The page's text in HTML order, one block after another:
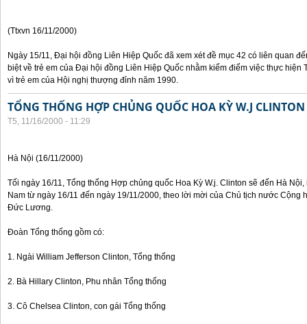
(Ttxvn 16/11/2000)
Ngày 15/11, Đại hội đồng Liên Hiệp Quốc đã xem xét đề mục 42 có liên quan
biệt về trẻ em của Đại hội đồng Liên Hiệp Quốc nhằm kiểm điểm việc thực
vì trẻ em của Hội nghị thượng đỉnh năm 1990.
TỔNG THỐNG HỢP CHỦNG QUỐC HOA KỲ W.J
T5, 11/16/2000 - 11:29
Hà Nội (16/11/2000)
Tối ngày 16/11, Tổng thống Hợp chủng quốc Hoa Kỳ W.j. Clinton sẽ đến Hà
Nam từ ngày 16/11 đến ngày 19/11/2000, theo lời mời của Chủ tịch nước Cộng
Đức Lương.
Đoàn Tổng thống gồm có:
1. Ngài William Jefferson Clinton, Tổng thống
2. Bà Hillary Clinton, Phu nhân Tổng thống
3. Cô Chelsea Clinton, con gái Tổng thống